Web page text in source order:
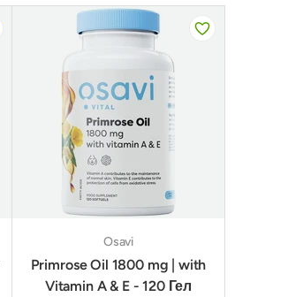
Osavi
Primrose Oil 1800 mg | with
Vitamin A & E - 120 Гел